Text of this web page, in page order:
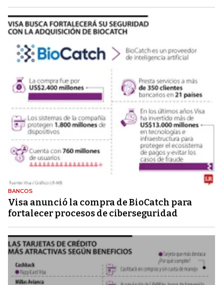
BANCOS
Visa anunció la compra de BioCatch para
fortalecer procesos de ciberseguridad